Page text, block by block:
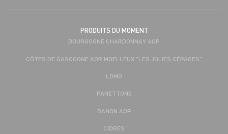
PRODUITS DU MOMENT
BOURGOGNE CHARDONNAY AOP
CÔTES DE GASCOGNE AOP MOELLEUX "LES JOLIES CÉPAGES"
LOMO
PANETTONE
BANON AOP
CIDRES